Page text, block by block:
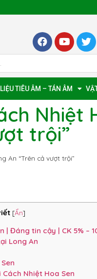
TIÊU ÂM – TÁN ÂM
Nhiệt
trội”
An “Trên cả vượt trội”
[Ẩn]
| Đáng tin cậy | CK 5% –
Long An
Nhiệt Hoa Sen